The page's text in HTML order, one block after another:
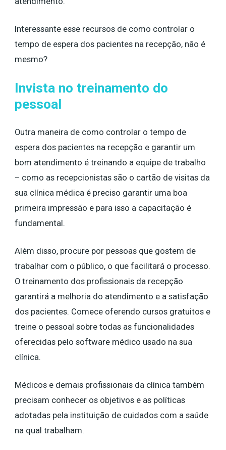
Interessante esse recursos de como controlar o
tempo de espera dos pacientes na recepção, não é
mesmo?
Invista no treinamento do
pessoal
Outra maneira de como controlar o tempo de
espera dos pacientes na recepção e garantir um
bom atendimento é treinando a equipe de trabalho
– como as recepcionistas são o cartão de visitas da
sua clínica médica é preciso garantir uma boa
primeira impressão e para isso a capacitação é
fundamental.
Além disso, procure por pessoas que gostem de
trabalhar com o público, o que facilitará o processo.
O treinamento dos profissionais da recepção
garantirá a melhoria do atendimento e a satisfação
dos pacientes. Comece oferendo cursos gratuitos e
treine o pessoal sobre todas as funcionalidades
oferecidas pelo software médico usado na sua
clínica.
Médicos e demais profissionais da clínica também
precisam conhecer os objetivos e as políticas
adotadas pela instituição de cuidados com a saúde
na qual trabalham.